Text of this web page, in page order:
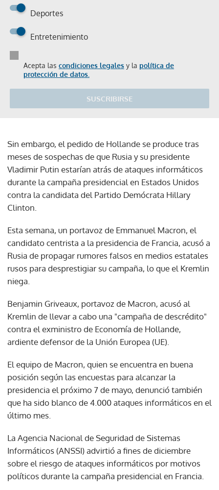
Deportes
Entretenimiento
Acepta las condiciones legales y la política de
protección de datos.
SUSCRIBIRSE
Sin embargo, el pedido de Hollande se produce tras
meses de sospechas de que Rusia y su presidente
Vladimir Putin estarían atrás de ataques informáticos
durante la campaña presidencial en Estados Unidos
contra la candidata del Partido Demócrata Hillary
Clinton.
Esta semana, un portavoz de Emmanuel Macron, el
candidato centrista a la presidencia de Francia, acusó a
Rusia de propagar rumores falsos en medios estatales
rusos para desprestigiar su campaña, lo que el Kremlin
niega.
Benjamin Griveaux, portavoz de Macron, acusó al
Kremlin de llevar a cabo una "campaña de descrédito"
contra el exministro de Economía de Hollande,
ardiente defensor de la Unión Europea (UE).
El equipo de Macron, quien se encuentra en buena
posición según las encuestas para alcanzar la
presidencia el próximo 7 de mayo, denunció también
que ha sido blanco de 4.000 ataques informáticos en el
último mes.
La Agencia Nacional de Seguridad de Sistemas
Informáticos (ANSSI) advirtió a fines de diciembre
sobre el riesgo de ataques informáticos por motivos
políticos durante la campaña presidencial en Francia.